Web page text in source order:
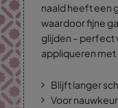
naald heeft een
waardoor fijne
glijden – perfect
appliqueren met
Blijft langer
Voor